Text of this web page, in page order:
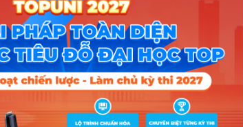
như rất hòa thuận và dễ kết giao.